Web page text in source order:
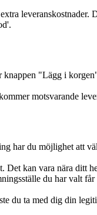
"Lägg i
motsvarande
har du möjlighet att
Det kan vara nära ditt
du har valt
du ta med dig din